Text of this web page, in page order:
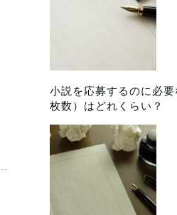
小説を応募するのに必
枚数）はどれくらい？